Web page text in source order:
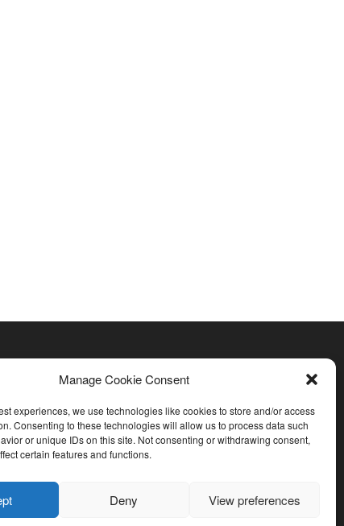
Manage Cookie Consent
experiences, we use technologies like cookies to store and/or access
Consenting to these technologies will allow us to process data such
or unique IDs on this site. Not consenting or withdrawing consent,
certain features and functions.
Deny View preferences